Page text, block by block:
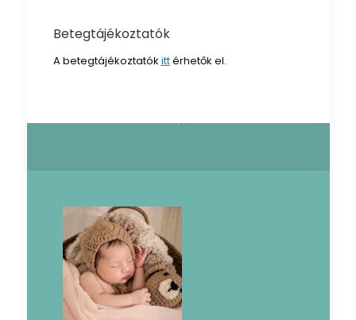
Betegtájékoztatók
A betegtájékoztatók ittérhetők el.